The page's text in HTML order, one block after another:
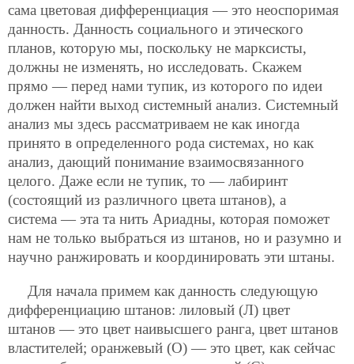
сама цветовая дифференциация — это неоспоримая
данность. Данность социального и этического
планов, которую мы, поскольку не марксисты,
должны не изменять, но исследовать. Скажем
прямо — перед нами тупик, из которого по идеи
должен найти выход системный анализ. Системный
анализ мы здесь рассматриваем не как иногда
принято в определенного рода системах, но как
анализ, дающий понимание взаимосвязанного
целого. Даже если не тупик, то — лабиринт
(состоящий из различного цвета штанов), а
система — эта та нить Ариадны, которая поможет
нам не только выбраться из штанов, но и разумно и
научно ранжировать и координировать эти штаны.
Для начала примем как данность следующую
дифференциацию штанов: лиловый (Л) цвет
штанов — это цвет наивысшего ранга, цвет штанов
властителей; оранжевый (О) — это цвет, как сейчас